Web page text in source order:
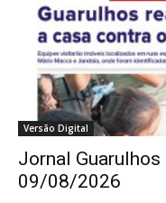
Versão Digital
Jornal
09/08/2026